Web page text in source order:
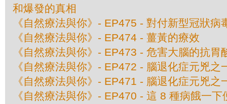
和爆發的真相
《自然療法與你》- EP475 - 對付新型冠狀病
《自然療法與你》- EP474 - 薑黃的療效
《自然療法與你》- EP473 - 危害大腦的抗胃
《自然療法與你》- EP472 - 腦退化症元兇之
《自然療法與你》- EP471 - 腦退化症元兇之
《自然療法與你》- EP470 - 這 8 種病餓一下